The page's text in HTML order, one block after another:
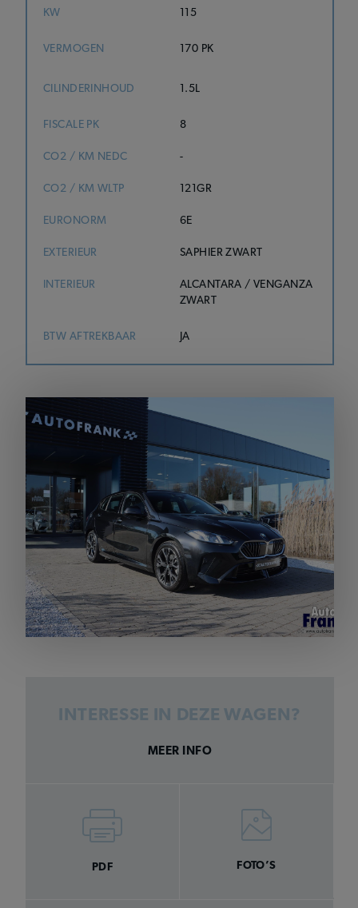
KW 115
VERMOGEN 170 PK
CILINDERINHOUD 1.5L
FISCALE PK 8
CO2 / KM NEDC -
CO2 / KM WLTP 121GR
EURONORM 6E
EXTERIEUR SAPHIER ZWART
INTERIEUR
ALCANTARA / VENGANZA
ZWART
BTW AFTREKBAAR JA
Sluit de
INTERESSE IN DEZE WAGEN?
MEER INFO
PDF FOTO’S